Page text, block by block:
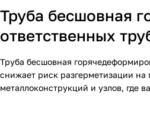
Труба бесшовная
ответственных
Труба бесшовная
снижает риск разгерметизации на
металлоконструкций и узлов, где